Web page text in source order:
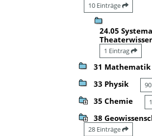
10 Einträge
24.05
1 Eintrag
31 Mathematik
33 Physik
35 Chemie
38
28 Einträge